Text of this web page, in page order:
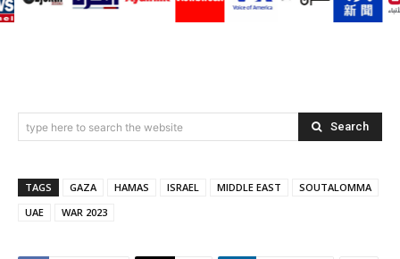
type here to search the website Search
TAGS GAZA HAMAS ISRAEL MIDDLE EAST
SOUTALOMMA
UAE
WAR 2023